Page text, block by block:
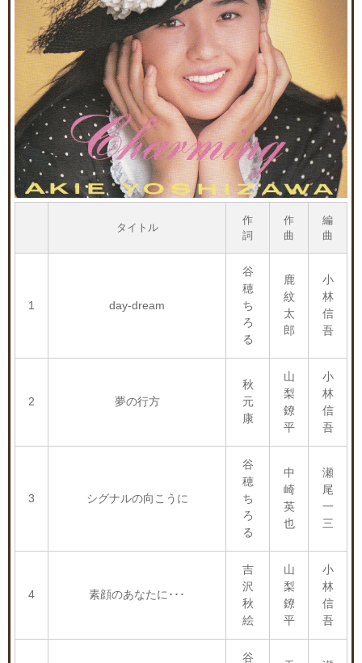
タイトル
作
詞
作
曲
編
曲
1 day-dream
谷
穂
ち
ろ
る
鹿
紋
太
郎
小
林
信
吾
2 夢の行方
秋
元
康
山
梨
鐐
平
小
林
信
吾
3 シグナルの向こうに
谷
穂
ち
ろ
る
中
崎
英
也
瀬
尾
一
三
4 素顔のあなたに･･･
吉
沢
秋
絵
山
梨
鐐
平
小
林
信
吾
谷